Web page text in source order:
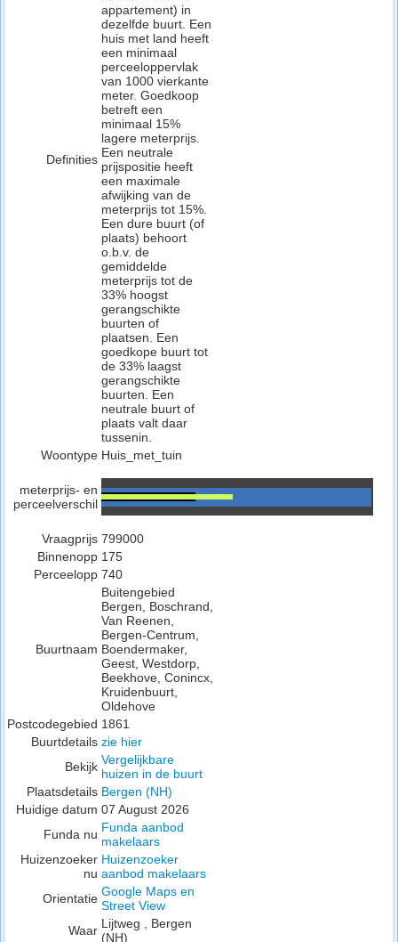
Definities
appartement) in
dezelfde buurt. Een
huis met land heeft
een minimaal
perceeloppervlak
van 1000 vierkante
meter. Goedkoop
betreft een
minimaal 15%
lagere meterprijs.
Een neutrale
prijspositie heeft
een maximale
afwijking van de
meterprijs tot 15%.
Een dure buurt (of
plaats) behoort
o.b.v. de
gemiddelde
meterprijs tot de
33% hoogst
gerangschikte
buurten of
plaatsen. Een
goedkope buurt tot
de 33% laagst
gerangschikte
buurten. Een
neutrale buurt of
plaats valt daar
tussenin.
Woontype Huis_met_tuin
meterprijs- en
perceelverschil
Vraagprijs 799000
Binnenopp 175
Perceelopp 740
Buurtnaam
Buitengebied
Bergen, Boschrand,
Van Reenen,
Bergen-Centrum,
Boendermaker,
Geest, Westdorp,
Beekhove, Conincx,
Kruidenbuurt,
Oldehove
Postcodegebied 1861
Buurtdetails zie hier
Bekijk Vergelijkbare
huizen in de buurt
Plaatsdetails Bergen (NH)
Huidige datum 07 August 2026
Funda nu Funda aanbod
makelaars
Huizenzoeker
nu
Huizenzoeker
aanbod makelaars
Orientatie Google Maps en
Street View
Waar Lijtweg , Bergen
(NH)